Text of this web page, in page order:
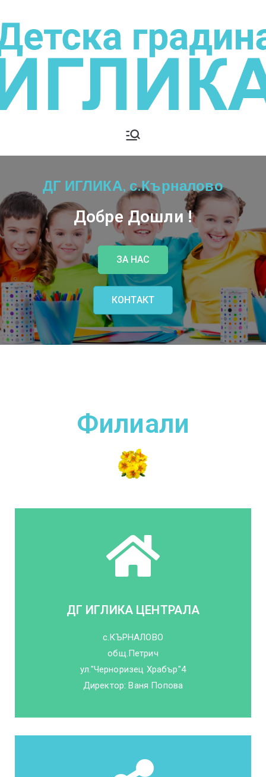
ИГЛИКА
с.Кърналово
ДГ ИГЛИКА, с.Кърналово
Добре Дошли !
ЗА НАС
КОНТАКТ
Филиали
ДГ ИГЛИКА ЦЕНТРАЛА
с.КЪРНАЛОВО
общ.Петрич
ул."Черноризец Храбър"4
Директор: Ваня Попова